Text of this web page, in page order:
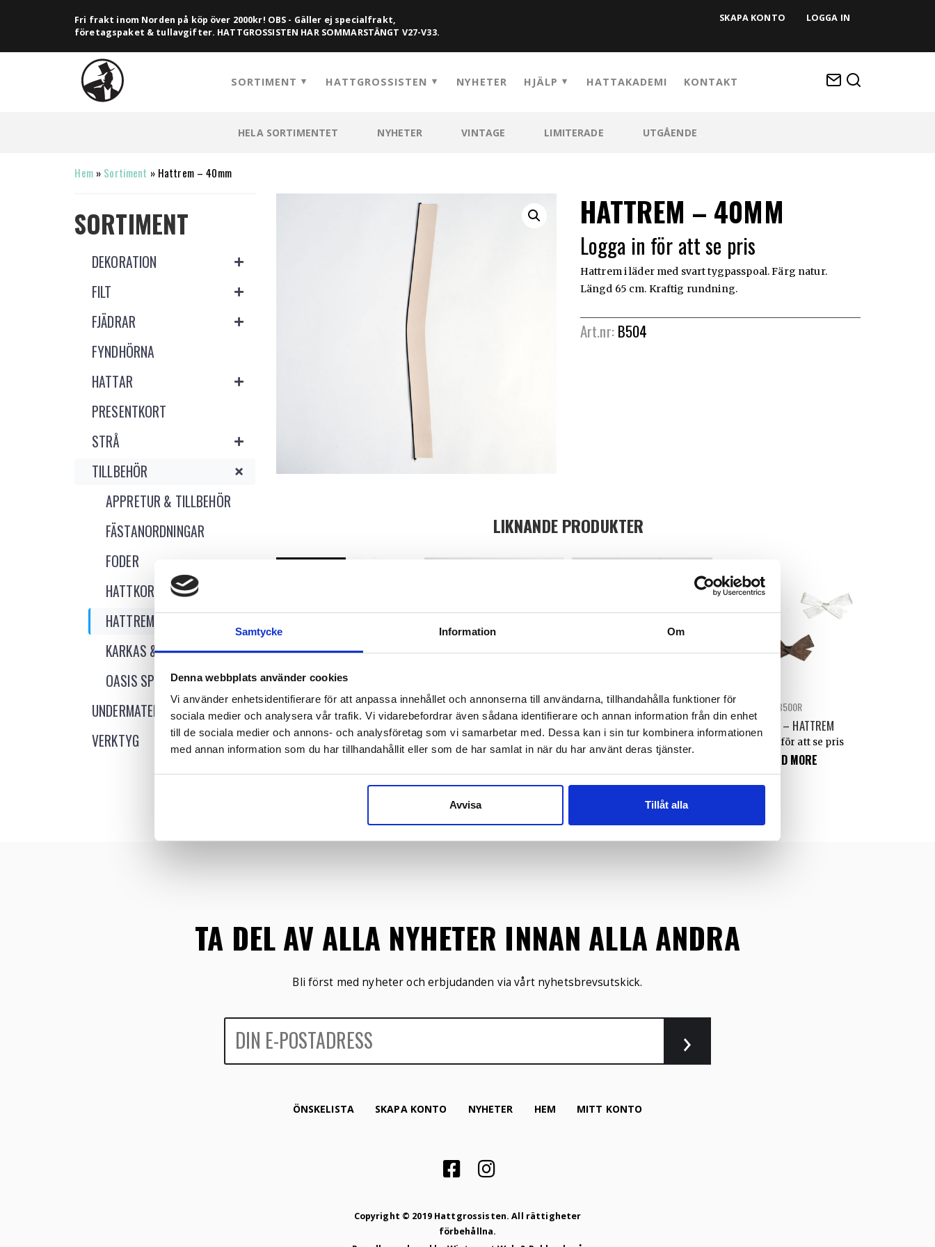
Samtycke Information Om
Denna webbplats använder cookies
Vi använder enhetsidentifierare för att anpassa innehållet och annonserna till användarna, tillhandahålla funktioner för
sociala medier och analysera vår trafik. Vi vidarebefordrar även sådana identifierare och annan information från din enhet
till de sociala medier och annons- och analysföretag som vi samarbetar med. Dessa kan i sin tur kombinera informationen
med annan information som du har tillhandahållit eller som de har samlat in när du har använt deras tjänster.
Avvisa Tillåt alla
Fri frakt inom Norden på köp över 2000kr! OBS - Gäller ej specialfrakt,
företagspaket & tullavgifter. HATTGROSSISTEN HAR SOMMARSTÄNGT V27-V33.
SKAPA KONTO LOGGA IN
SORTIMENT HATTGROSSISTEN NYHETER HJÄLP HATTAKADEMI KONTAKT
HELA SORTIMENTET NYHETER VINTAGE LIMITERADE UTGÅENDE
Hem» Sortiment » Hattrem – 40mm
HATTREM – 40MM
Logga in för att se pris
Hattrem i läder med svart tygpasspoal. Färg natur.
Längd 65 cm. Kraftig rundning.
Art.nr:B504
LIKNANDE PRODUKTER
OS100
OASIS SPRAY
Logga in för att se pris
B501
HATTREM – B40MM
PKP1
PLASTKARKAS PLATT
VÄLJ ALTERNATIV
B500R
ROSETT – HATTREM
Logga in för att se pris
READ MORE
SORTIMENT
DEKORATION
FILT
FJÄDRAR
FYNDHÖRNA
HATTAR
PRESENTKORT
STRÅ
TILLBEHÖR
APPRETUR & TILLBEHÖR
FÄSTANORDNINGAR
FODER
HATTKORK
HATTREMMAR
KARKAS & PIANOTRÅD
OASIS SPRAY
UNDERMATERIAL
VERKTYG
TA DEL AV ALLA NYHETER INNAN ALLA ANDRA
Bli först med nyheter och erbjudanden via vårt nyhetsbrevsutskick.
ÖNSKELISTA SKAPA KONTO NYHETER HEM MITT KONTO
Copyright © 2019 Hattgrossisten. All rättigheter
förbehållna.